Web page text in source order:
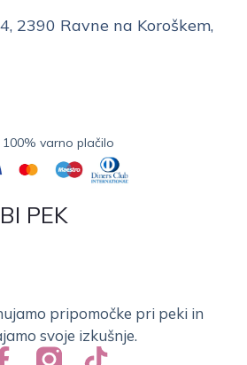
2390 Ravne na Koroškem,
PEK
pripomočke pri peki in
svoje izkušnje.
100% varno plačilo